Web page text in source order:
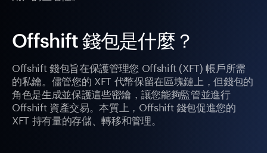
Offshift 錢包是什麼？
Offshift 錢包旨在保護管理您 Offshift (XFT) 帳戶所需
的私鑰。儘管您的 XFT 代幣保留在區塊鏈上，但錢包的
角色是生成並保護這些密鑰，讓您能夠監管並進行
Offshift 資產交易。本質上，Offshift 錢包促進您的
XFT 持有量的存儲、轉移和管理。